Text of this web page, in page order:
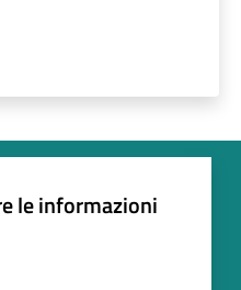
le informazioni